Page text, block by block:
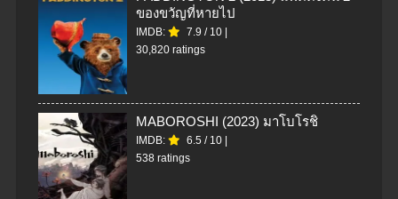
ของขวัญที่หายไป
IMDB: 7.9 / 10
30,820 ratings
MABOROSHI (2023) มาโบโรชิ
IMDB: 6.5 / 10
538 ratings